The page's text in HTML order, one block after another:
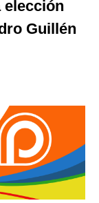
elección
Guillén